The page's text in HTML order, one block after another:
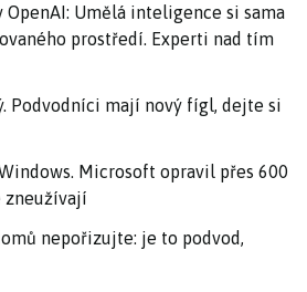
OpenAI: Umělá inteligence si sama
prostředí. Experti nad tím
Podvodníci mají nový fígl, dejte si
Microsoft opravil přes 600
zneužívají
nepořizujte: je to podvod,